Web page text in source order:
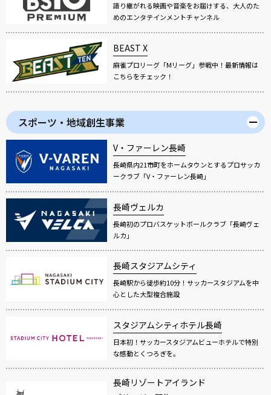
語り継がれる映画や音楽をお届けする、大人のた
めのエンタテインメントチャンネル
BEAST X
麻雀プロリーグ「Mリーグ」参戦中！最新情報は
こちらをチェック！
スポーツ・地域創生事業
V・ファーレン長崎
長崎県内21市町をホームタウンとするプロサッカ
ークラブ「V・ファーレン長崎」
長崎ヴェルカ
長崎初のプロバスケットボールクラブ「長崎ヴェ
ルカ」
長崎スタジアムシティ
長崎駅から徒歩約10分！サッカースタジアムを中
心とした大型複合施設
スタジアムシティホテル長崎
日本初！サッカースタジアムビューホテルで特別
な感動とくつろぎを。
長崎リゾートアイランド